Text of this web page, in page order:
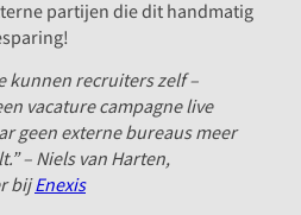
partijen die dit handmatig
kunnen recruiters zelf –
vacature campagne live
geen externe bureaus meer
– Niels van Harten,
bijEnexis